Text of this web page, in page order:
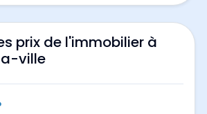
prix de l'immobilier à
ville